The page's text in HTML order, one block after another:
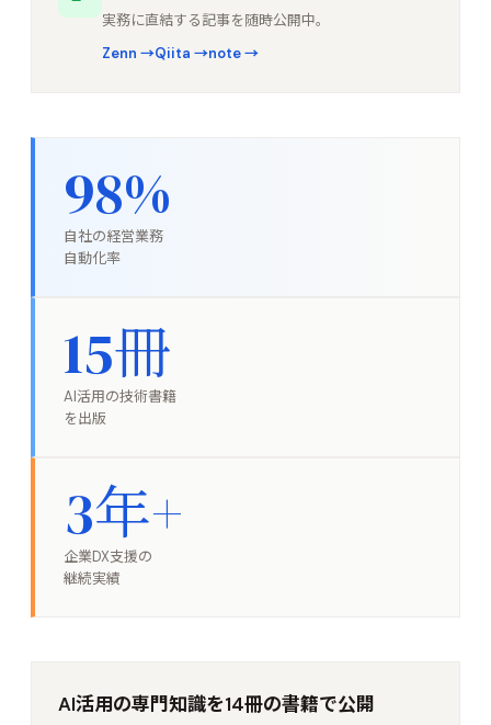
実務に直結する記事を随時公開中。
Zenn →Qiita →note →
98%
自社の経営業務
自動化率
15冊
AI活用の技術書籍
を出版
3年+
企業DX支援の
継続実績
AI活用の専門知識を14冊の書籍で公開